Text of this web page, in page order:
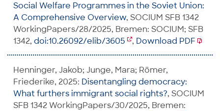
Social Welfare Programmes in the Soviet Union:
A Comprehensive Overview, SOCIUM SFB 1342
WorkingPapers/28/2025, Bremen: SOCIUM; SFB
1342, doi:10.26092/elib/3605 , Download PDF
Henninger, Jakob; Junge, Mara; Römer,
Friederike, 2025: Disentangling democracy:
What furthers immigrant social rights?, SOCIUM
SFB 1342 WorkingPapers/30/2025, Bremen: